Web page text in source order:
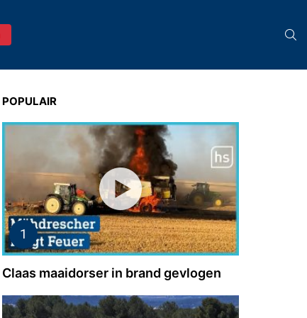
POPULAIR
Claas maaidorser in brand gevlogen